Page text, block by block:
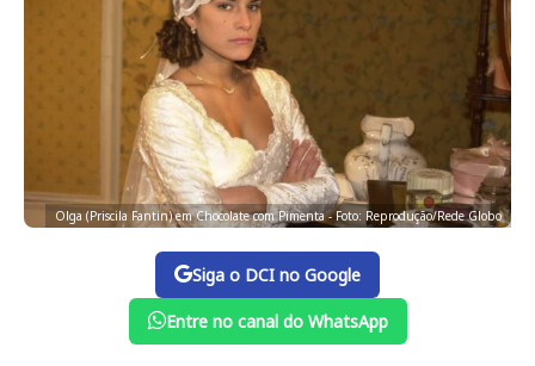
Olga (Priscila Fantin) em Chocolate com Pimenta - Foto: Reprodução/Rede Globo
Siga o DCI no Google
Entre no canal do WhatsApp